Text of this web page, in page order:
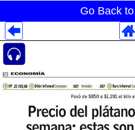
Go Back
Despliegues Analytics
Despliegues Totales
Despliegues por